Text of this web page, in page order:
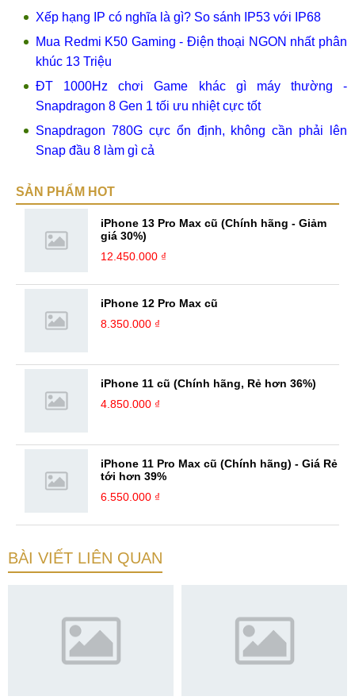
Xếp hạng IP có nghĩa là gì? So sánh IP53 với IP68
Mua Redmi K50 Gaming - Điện thoại NGON nhất phân
khúc 13 Triệu
ĐT 1000Hz chơi Game khác gì máy thường -
Snapdragon 8 Gen 1 tối ưu nhiệt cực tốt
Snapdragon 780G cực ổn định, không cần phải lên
Snap đầu 8 làm gì cả
SẢN PHẨM HOT
iPhone 13 Pro Max cũ (Chính hãng - Giảm
giá 30%)
12.450.000 ₫
iPhone 12 Pro Max cũ
8.350.000 ₫
iPhone 11 cũ (Chính hãng, Rẻ hơn 36%)
4.850.000 ₫
iPhone 11 Pro Max cũ (Chính hãng) - Giá Rẻ
tới hơn 39%
6.550.000 ₫
BÀI VIẾT LIÊN QUAN